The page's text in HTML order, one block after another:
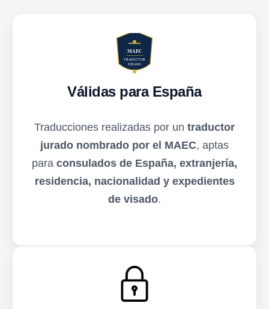
Válidas para España
Traducciones realizadas por un traductor
jurado nombrado por el MAEC, aptas
para consulados de España, extranjería,
residencia, nacionalidad y expedientes
de visado.